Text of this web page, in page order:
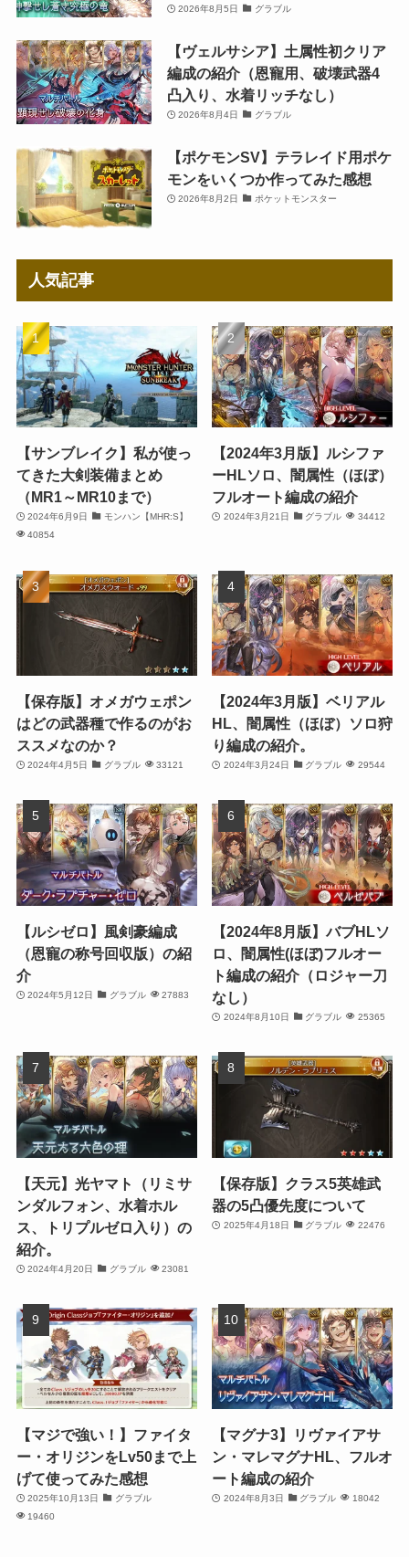
2026年8月5日 グラブル
【ヴェルサシア】土属性初クリア
編成の紹介（恩寵用、破壊武器4
凸入り、水着リッチなし）
2026年8月4日 グラブル
【ポケモンSV】テラレイド用ポケ
モンをいくつか作ってみた感想
2026年8月2日 ポケットモンスター
人気記事
【サンブレイク】私が使っ
てきた大剣装備まとめ
（MR1～MR10まで）
2024年6月9日
モンハン【MHR:S】
40854
【2024年3月版】ルシファ
ーHLソロ、闇属性（ほぼ）
フルオート編成の紹介
2024年3月21日 グラブル 34412
【保存版】オメガウェポン
はどの武器種で作るのがお
ススメなのか？
2024年4月5日 グラブル 33121
【2024年3月版】ベリアル
HL、闇属性（ほぼ）ソロ狩
り編成の紹介。
2024年3月24日 グラブル 29544
【ルシゼロ】風剣豪編成
（恩寵の称号回収版）の紹
介
2024年5月12日 グラブル 27883
【2024年8月版】バブHLソ
ロ、闇属性(ほぼ)フルオー
ト編成の紹介（ロジャー刀
なし）
2024年8月10日 グラブル 25365
【天元】光ヤマト（リミサ
ンダルフォン、水着ホル
ス、トリプルゼロ入り）の
紹介。
2024年4月20日 グラブル 23081
【保存版】クラス5英雄武
器の5凸優先度について
2025年4月18日 グラブル 22476
【マジで強い！】ファイタ
ー・オリジンをLv50まで上
げて使ってみた感想
2025年10月13日
グラブル
19460
【マグナ3】リヴァイアサ
ン・マレマグナHL、フルオ
ート編成の紹介
2024年8月3日 グラブル 18042